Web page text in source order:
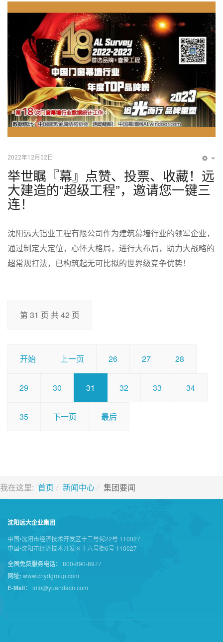
2022年12月02日
举世瞩『幕』点赞、投票、收藏！远
大建造的“超级工程”，邀请您一键三
连！
沈阳远大铝业工程有限公司作为建筑幕墙行业的领军企业，
通过制定大定位，心怀大格局，进行大布局，助力大战略的
超常规打法，已构筑起无可比拟的世界级竞争优势！
第 31 页 共 42 页
开始 上一页 26 27 28
29 30 31 32 33 34
35 下一页 最后
我在这里: 首页 新闻中心 集团要闻
沈阳远大企业集团
中国•沈阳市经济技术开发区十三号街22号 110027
中国•沈阳市经济技术开发区十六号街6号 110027
全国免费服务电话： 800-890-8977
网址: www.cnydgroup.com
E-Mail： info@yuandacn.com